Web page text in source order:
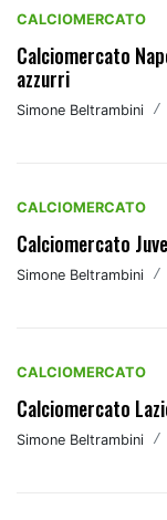
CALCIOMERCATO
Calciomercato
azzurri
Simone Beltrambini /
CALCIOMERCATO
Calciomercato
Simone Beltrambini /
CALCIOMERCATO
Calciomercato
Simone Beltrambini /